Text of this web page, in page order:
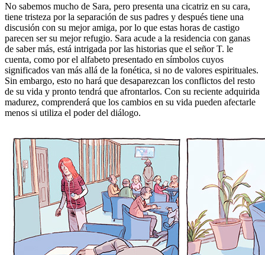
No sabemos mucho de Sara, pero presenta una cicatriz en su cara,
tiene tristeza por la separación de sus padres y después tiene una
discusión con su mejor amiga, por lo que estas horas de castigo
parecen ser su mejor refugio. Sara acude a la residencia con ganas
de saber más, está intrigada por las historias que el señor T. le
cuenta, como por el alfabeto presentado en símbolos cuyos
significados van más allá de la fonética, si no de valores espirituales.
Sin embargo, esto no hará que desaparezcan los conflictos del resto
de su vida y pronto tendrá que afrontarlos. Con su reciente adquirida
madurez, comprenderá que los cambios en su vida pueden afectarle
menos si utiliza el poder del diálogo.